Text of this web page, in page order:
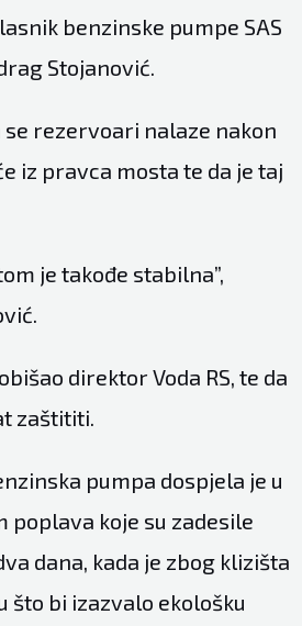
benzinske pumpe SAS
Stojanović.
se rezervoari nalaze nakon
iz pravca mosta te da je taj
je takođe stabilna”,
direktor Voda RS, te da
zaštititi.
pumpa dospjela je u
poplava koje su zadesile
dana, kada je zbog klizišta
što bi izazvalo ekološku